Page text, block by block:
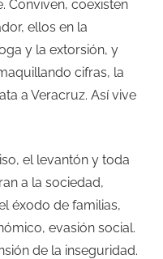
Conviven, coexisten
ellos en la
y la extorsión, y
cifras, la
a Veracruz. Así vive
el levantón y toda
a la sociedad,
éxodo de familias,
evasión social.
de la inseguridad.